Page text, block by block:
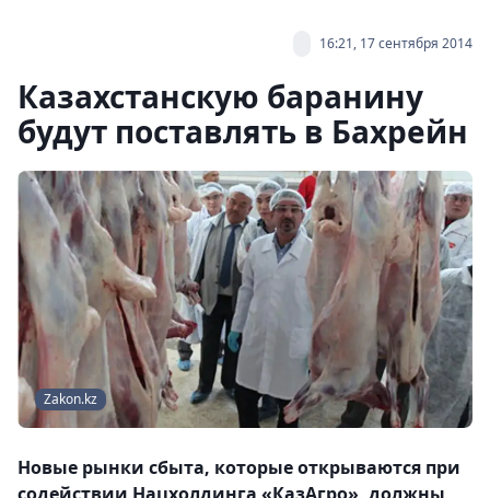
16:21, 17 сентября 2014
Казахстанскую баранину
будут поставлять в Бахрейн
Zakon.kz
Новые рынки сбыта, которые открываются при